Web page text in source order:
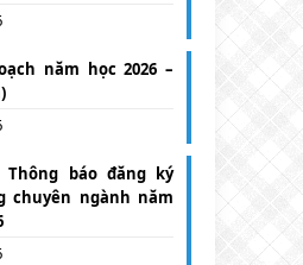
năm học 2026 –
Thông báo đăng ký
chuyên ngành năm